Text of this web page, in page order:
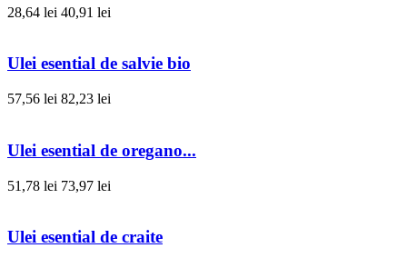
28,64 lei 40,91 lei
Ulei esential de salvie bio
57,56 lei 82,23 lei
Ulei esential de oregano...
51,78 lei 73,97 lei
Ulei esential de craite